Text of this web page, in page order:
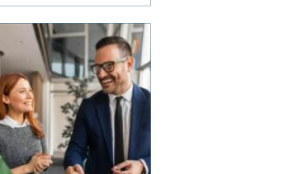
fastighetsägare,
byggentreprenörer och
förvaltare i Stockholm är
helheten avgörande:
samspelet mellan aktivt
och passivt skydd, tydlig
ansvar...